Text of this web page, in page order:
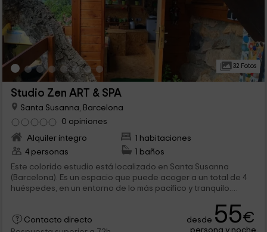
32 Fotos
Studio Zen ART & SPA
Santa Susanna, Barcelona
0 opiniones
Alquiler íntegro
1 habitaciones
4 personas
1 baños
Este colorido estudio está localizado en Santa Susanna
(Barcelona). Es un espacio que puede acoger a un total de 4
huéspedes, en un entorno de lo más pacífico y tranquilo.
Contacto directo
desde 55€
persona y noche